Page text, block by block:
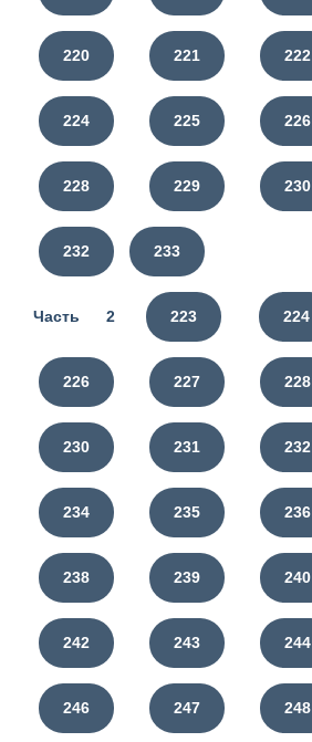
220 221 222
224 225 226
228 229 230
232 233
Часть 2 223 224
226 227 228
230 231 232
234 235 236
238 239 240
242 243 244
246 247 248